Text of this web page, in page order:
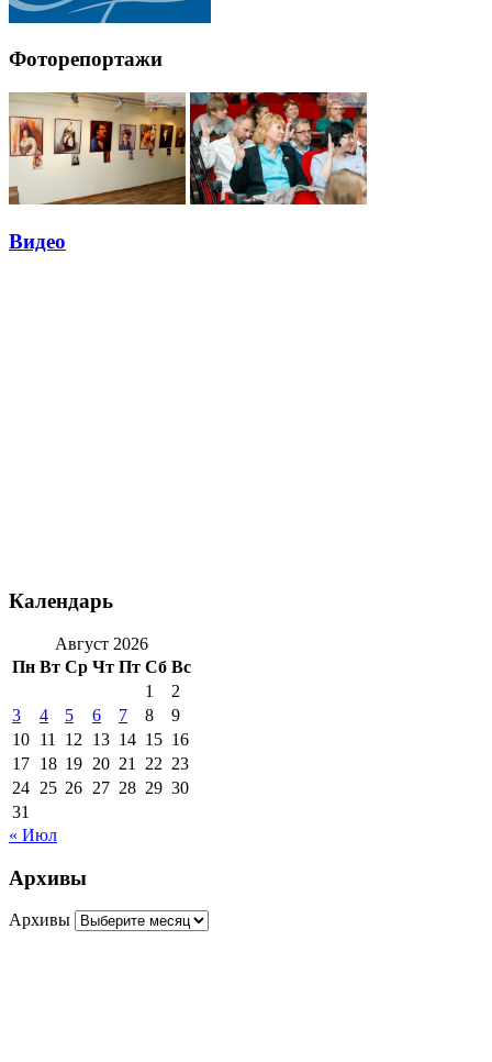
Фоторепортажи
Видео
Календарь
Август 2026
Пн Вт Ср Чт Пт Сб Вс
1
2
3
4 5 6 7 8
9
10 11 12 13 14 15 16
17 18 19 20 21 22 23
24 25 26 27 28 29 30
31
« Июл
Архивы
Архивы